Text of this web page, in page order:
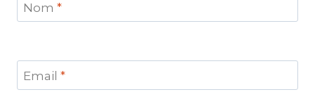
Nom *
Email *